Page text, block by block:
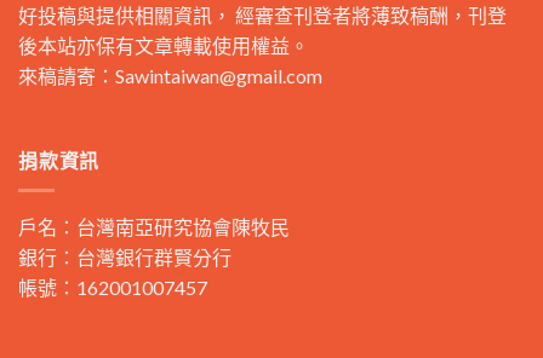
好投稿與提供相關資訊， 經審查刊登者將薄致稿酬，刊登
後本站亦保有文章轉載使用權益。
來稿請寄： Sawintaiwan@gmail.com
捐款資訊
戶名：台灣南亞研究協會陳牧民
銀行：台灣銀行群賢分行
帳號：162001007457